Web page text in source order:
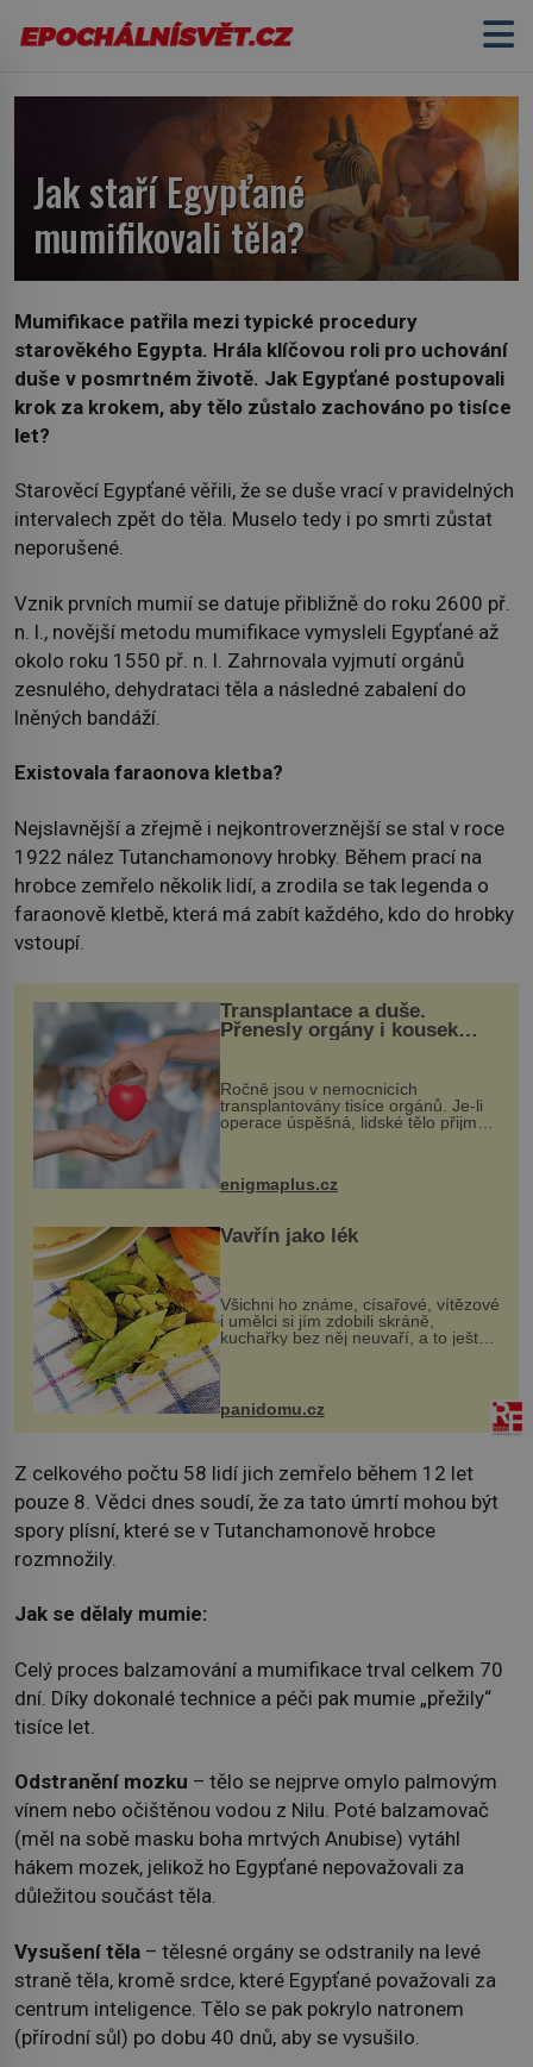
Jak staří Egypťané
mumifikovali těla?
Mumifikace patřila mezi typické procedury
starověkého Egypta. Hrála klíčovou roli pro uchování
duše v posmrtném životě. Jak Egypťané postupovali
krok za krokem, aby tělo zůstalo zachováno po tisíce
let?
Starověcí Egypťané věřili, že se duše vrací v pravidelných
intervalech zpět do těla. Muselo tedy i po smrti zůstat
neporušené.
Vznik prvních mumií se datuje přibližně do roku 2600 př.
n. l., novější metodu mumifikace vymysleli Egypťané až
okolo roku 1550 př. n. l. Zahrnovala vyjmutí orgánů
zesnulého, dehydrataci těla a následné zabalení do
lněných bandáží.
Existovala faraonova kletba?
Nejslavnější a zřejmě i nejkontroverznější se stal v roce
1922 nález Tutanchamonovy hrobky. Během prací na
hrobce zemřelo několik lidí, a zrodila se tak legenda o
faraonově kletbě, která má zabít každého, kdo do hrobky
vstoupí.
Transplantace a duše.
Přenesly orgány i kousek
Ročně jsou v nemocnicích
transplantovány tisíce orgánů. Je-li
operace úspěšná, lidské tělo přijme
enigmaplus.cz
Vavřín jako lék
Všichni ho známe, císařové, vítězové
i umělci si jím zdobili skráně,
kuchařky bez něj neuvaří, a to ještě
nevíte, že bobkový list může výrazně
zmírnit některé naše neduhy.
Obsahuje v malém množství ně...
panidomu.cz
Z celkového počtu 58 lidí jich zemřelo během 12 let
pouze 8. Vědci dnes soudí, že za tato úmrtí mohou být
spory plísní, které se v Tutanchamonově hrobce
rozmnožily.
Jak se dělaly mumie:
Celý proces balzamování a mumifikace trval celkem 70
dní. Díky dokonalé technice a péči pak mumie „přežily“
tisíce let.
Odstranění mozku – tělo se nejprve omylo palmovým
vínem nebo očištěnou vodou z Nilu. Poté balzamovač
(měl na sobě masku boha mrtvých Anubise) vytáhl
hákem mozek, jelikož ho Egypťané nepovažovali za
důležitou součást těla.
Vysušení těla – tělesné orgány se odstranily na levé
straně těla, kromě srdce, které Egypťané považovali za
centrum inteligence. Tělo se pak pokrylo natronem
(přírodní sůl) po dobu 40 dnů, aby se vysušilo.